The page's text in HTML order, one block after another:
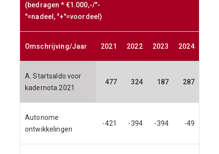
(bedragen * €1.000,-/"-
"=nadeel, "+"=voordeel)
Omschrijving/Jaar 2021 2022 2023 2024
A. Startsaldo voor
kadernota 2021
477 324 187 287
Autonome
ontwikkelingen
-421 -394 -394 -49